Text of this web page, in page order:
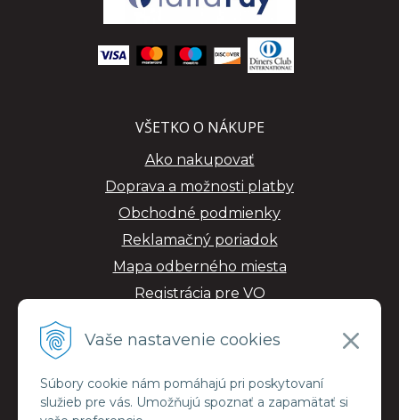
Vaše nastavenie cookies
Súbory cookie nám pomáhajú pri poskytovaní
služieb pre vás. Umožňujú spoznať a zapamätať si
VŠETKO O NÁKUPE
Ako nakupovať
Doprava a možnosti platby
Obchodné podmienky
Reklamačný poriadok
Mapa odberného miesta
Registrácia pre VO